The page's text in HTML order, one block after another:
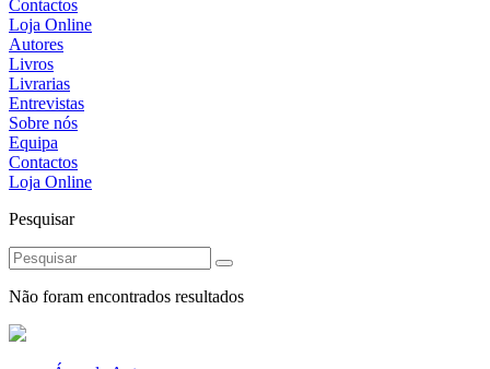
Contactos
Loja Online
Autores
Livros
Livrarias
Entrevistas
Sobre nós
Equipa
Contactos
Loja Online
Pesquisar
Não foram encontrados resultados